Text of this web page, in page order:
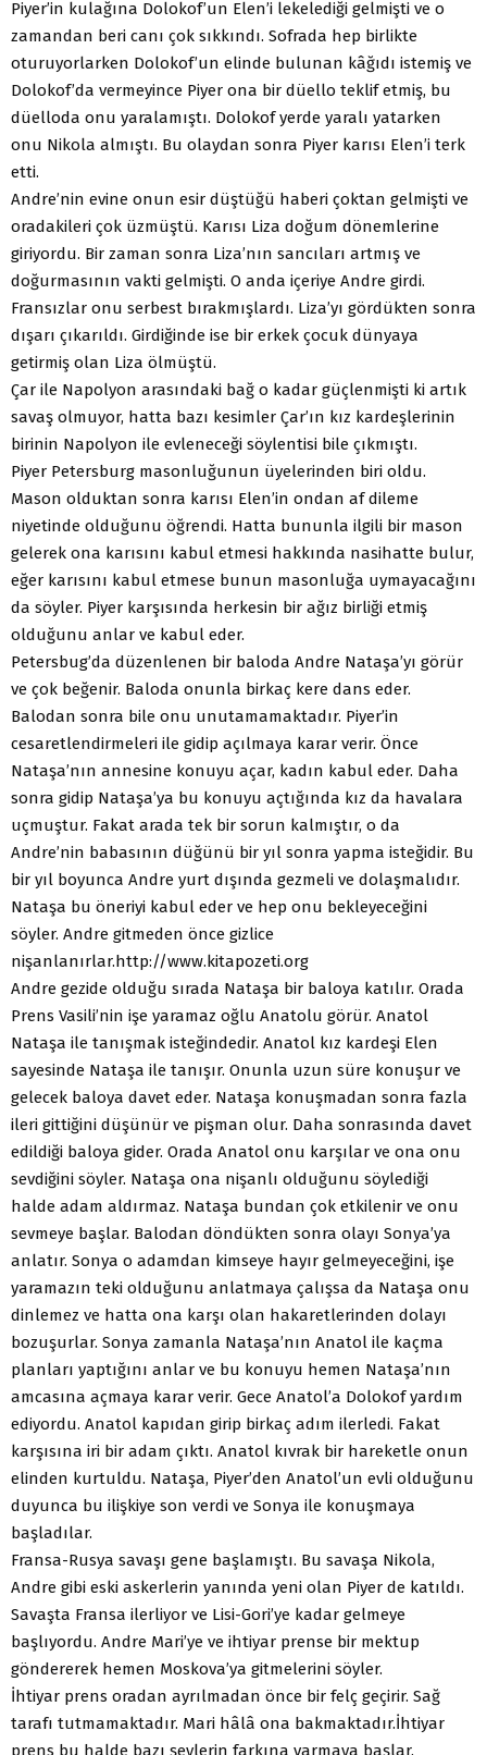
Piyer’in kulağına Dolokof’un Elen’i lekelediği gelmişti ve o
zamandan beri canı çok sıkkındı. Sofrada hep birlikte
oturuyorlarken Dolokof’un elinde bulunan kâğıdı istemiş ve
Dolokof’da vermeyince Piyer ona bir düello teklif etmiş, bu
düelloda onu yaralamıştı. Dolokof yerde yaralı yatarken
onu Nikola almıştı. Bu olaydan sonra Piyer karısı Elen’i terk
etti.
Andre’nin evine onun esir düştüğü haberi çoktan gelmişti ve
oradakileri çok üzmüştü. Karısı Liza doğum dönemlerine
giriyordu. Bir zaman sonra Liza’nın sancıları artmış ve
doğurmasının vakti gelmişti. O anda içeriye Andre girdi.
Fransızlar onu serbest bırakmışlardı. Liza’yı gördükten sonra
dışarı çıkarıldı. Girdiğinde ise bir erkek çocuk dünyaya
getirmiş olan Liza ölmüştü.
Çar ile Napolyon arasındaki bağ o kadar güçlenmişti ki artık
savaş olmuyor, hatta bazı kesimler Çar’ın kız kardeşlerinin
birinin Napolyon ile evleneceği söylentisi bile çıkmıştı.
Piyer Petersburg masonluğunun üyelerinden biri oldu.
Mason olduktan sonra karısı Elen’in ondan af dileme
niyetinde olduğunu öğrendi. Hatta bununla ilgili bir mason
gelerek ona karısını kabul etmesi hakkında nasihatte bulur,
eğer karısını kabul etmese bunun masonluğa uymayacağını
da söyler. Piyer karşısında herkesin bir ağız birliği etmiş
olduğunu anlar ve kabul eder.
Petersbug’da düzenlenen bir baloda Andre Nataşa’yı görür
ve çok beğenir. Baloda onunla birkaç kere dans eder.
Balodan sonra bile onu unutamamaktadır. Piyer’in
cesaretlendirmeleri ile gidip açılmaya karar verir. Önce
Nataşa’nın annesine konuyu açar, kadın kabul eder. Daha
sonra gidip Nataşa’ya bu konuyu açtığında kız da havalara
uçmuştur. Fakat arada tek bir sorun kalmıştır, o da
Andre’nin babasının düğünü bir yıl sonra yapma isteğidir. Bu
bir yıl boyunca Andre yurt dışında gezmeli ve dolaşmalıdır.
Nataşa bu öneriyi kabul eder ve hep onu bekleyeceğini
söyler. Andre gitmeden önce gizlice
nişanlanırlar.http://www.kitapozeti.org
Andre gezide olduğu sırada Nataşa bir baloya katılır. Orada
Prens Vasili’nin işe yaramaz oğlu Anatolu görür. Anatol
Nataşa ile tanışmak isteğindedir. Anatol kız kardeşi Elen
sayesinde Nataşa ile tanışır. Onunla uzun süre konuşur ve
gelecek baloya davet eder. Nataşa konuşmadan sonra fazla
ileri gittiğini düşünür ve pişman olur. Daha sonrasında davet
edildiği baloya gider. Orada Anatol onu karşılar ve ona onu
sevdiğini söyler. Nataşa ona nişanlı olduğunu söylediği
halde adam aldırmaz. Nataşa bundan çok etkilenir ve onu
sevmeye başlar. Balodan döndükten sonra olayı Sonya’ya
anlatır. Sonya o adamdan kimseye hayır gelmeyeceğini, işe
yaramazın teki olduğunu anlatmaya çalışsa da Nataşa onu
dinlemez ve hatta ona karşı olan hakaretlerinden dolayı
bozuşurlar. Sonya zamanla Nataşa’nın Anatol ile kaçma
planları yaptığını anlar ve bu konuyu hemen Nataşa’nın
amcasına açmaya karar verir. Gece Anatol’a Dolokof yardım
ediyordu. Anatol kapıdan girip birkaç adım ilerledi. Fakat
karşısına iri bir adam çıktı. Anatol kıvrak bir hareketle onun
elinden kurtuldu. Nataşa, Piyer’den Anatol’un evli olduğunu
duyunca bu ilişkiye son verdi ve Sonya ile konuşmaya
başladılar.
Fransa-Rusya savaşı gene başlamıştı. Bu savaşa Nikola,
Andre gibi eski askerlerin yanında yeni olan Piyer de katıldı.
Savaşta Fransa ilerliyor ve Lisi-Gori’ye kadar gelmeye
başlıyordu. Andre Mari’ye ve ihtiyar prense bir mektup
göndererek hemen Moskova’ya gitmelerini söyler.
İhtiyar prens oradan ayrılmadan önce bir felç geçirir. Sağ
tarafı tutmamaktadır. Mari hâlâ ona bakmaktadır.İhtiyar
prens bu halde bazı şeylerin farkına varmaya başlar.